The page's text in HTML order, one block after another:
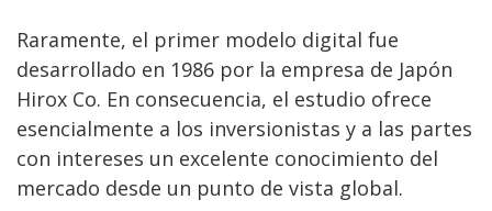
Raramente, el primer modelo digital fue
desarrollado en 1986 por la empresa de Japón
Hirox Co. En consecuencia, el estudio ofrece
esencialmente a los inversionistas y a las partes
con intereses un excelente conocimiento del
mercado desde un punto de vista global.